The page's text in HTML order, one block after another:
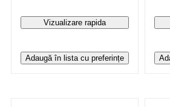
Vizualizare rapida
Adaugă în lista cu preferințe